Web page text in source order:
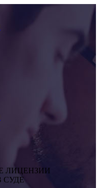
ЛИЦЕНЗИИ